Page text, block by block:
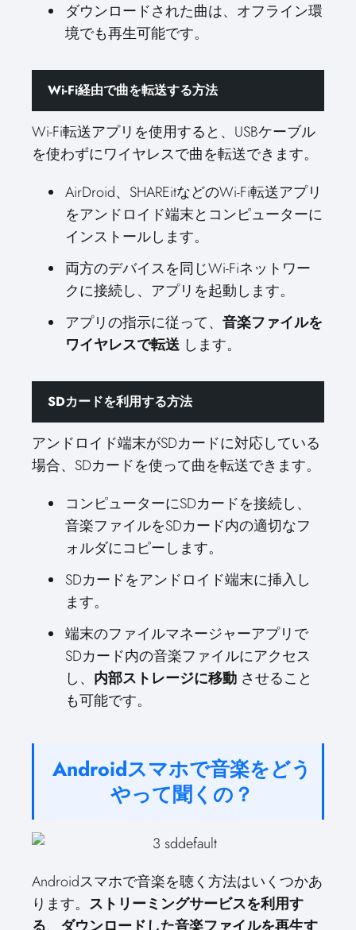
ダウンロードされた曲は、オフライン環
境でも再生可能です。
Wi-Fi経由で曲を転送する方法
Wi-Fi転送アプリを使用すると、USBケーブル
を使わずにワイヤレスで曲を転送できます。
AirDroid、SHAREitなどのWi-Fi転送アプリ
をアンドロイド端末とコンピューターに
インストールします。
両方のデバイスを同じWi-Fiネットワー
クに接続し、アプリを起動します。
アプリの指示に従って、 音楽ファイルを
ワイヤレスで転送 します。
SDカードを利用する方法
アンドロイド端末がSDカードに対応している
場合、SDカードを使って曲を転送できます。
コンピューターにSDカードを接続し、
音楽ファイルをSDカード内の適切なフ
ォルダにコピーします。
SDカードをアンドロイド端末に挿入し
ます。
端末のファイルマネージャーアプリで
SDカード内の音楽ファイルにアクセス
し、 内部ストレージに移動 させること
も可能です。
Androidスマホで音楽をどう
やって聞くの？
Androidスマホで音楽を聴く方法はいくつかあ
ります。 ストリーミングサービスを利用す